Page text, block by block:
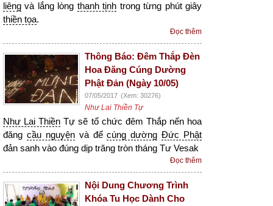
liêng và lắng lòng thanh tịnh trong từng phút giây
thiền tọa.
Đọc thêm
Thông Báo: Đêm Thắp Đèn
Hoa Đăng Cúng Dường
Phật Đản (Ngày 10/05)
07/05/2017 (Xem: 30276)
Như Lai Thiền Tự
Như Lai Thiền Tự sẽ tổ chức đêm Thắp nến hoa
đăng cầu nguyệnvà đểcúng dường Đức Phật
đản sanh vào đúng dịp trăng tròn tháng Tư Vesak
Đọc thêm
Nội Dung Chương Trình
Khóa Tu Học Dành Cho